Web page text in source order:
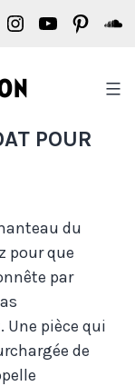
Borasification
POUR
du
pour que
par
pièce qui
de